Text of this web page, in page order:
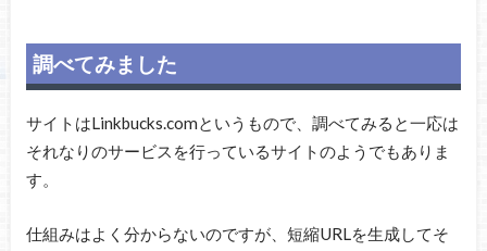
調べてみました
サイトはLinkbucks.comというもので、調べてみると一応は
それなりのサービスを行っているサイトのようでもありま
す。
仕組みはよく分からないのですが、短縮URLを生成してそ